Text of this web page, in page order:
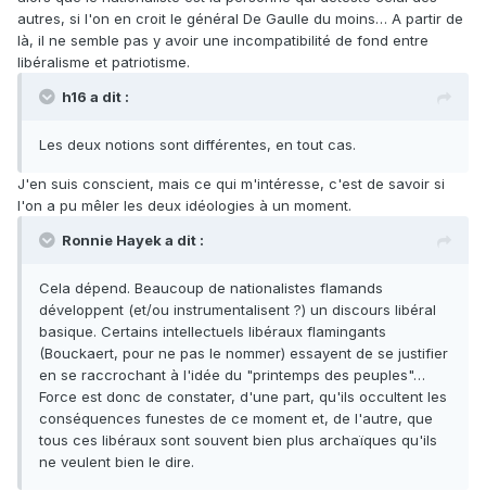
autres, si l'on en croit le général De Gaulle du moins… A partir de
là, il ne semble pas y avoir une incompatibilité de fond entre
libéralisme et patriotisme.
h16 a dit :
Les deux notions sont différentes, en tout cas.
J'en suis conscient, mais ce qui m'intéresse, c'est de savoir si
l'on a pu mêler les deux idéologies à un moment.
Ronnie Hayek a dit :
Cela dépend. Beaucoup de nationalistes flamands
développent (et/ou instrumentalisent ?) un discours libéral
basique. Certains intellectuels libéraux flamingants
(Bouckaert, pour ne pas le nommer) essayent de se justifier
en se raccrochant à l'idée du "printemps des peuples"…
Force est donc de constater, d'une part, qu'ils occultent les
conséquences funestes de ce moment et, de l'autre, que
tous ces libéraux sont souvent bien plus archaïques qu'ils
ne veulent bien le dire.